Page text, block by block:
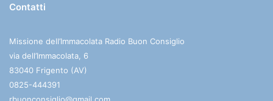
Contatti
Missione dell’Immacolata Radio Buon Consiglio
via dell’Immacolata, 6
83040 Frigento (AV)
0825-444391
rbuonconsiglio@gmail.com